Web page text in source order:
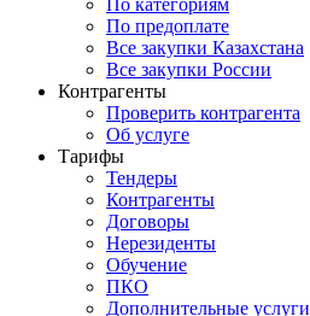
По категориям
По предоплате
Все закупки Казахстана
Все закупки России
Контрагенты
Проверить контрагента
Об услуге
Тарифы
Тендеры
Контрагенты
Договоры
Нерезиденты
Обучение
ПКО
Дополнительные услуги